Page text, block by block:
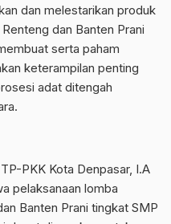
dan melestarikan produk
dan Banten Prani
serta paham
keterampilan penting
adat ditengah
PKK Kota Denpasar, I.A
pelaksanaan lomba
Banten Prani tingkat SMP